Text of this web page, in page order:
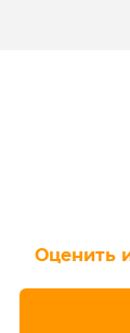
Оценить